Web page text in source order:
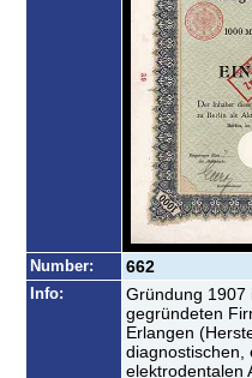
Number: 662
Info:
Gründung 1907
gegründeten
Erlangen
diagnostischen,
elektrodentalen